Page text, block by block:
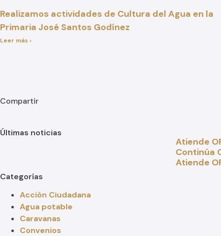
Realizamos actividades de Cultura del Agua en la
Primaria José Santos Godínez
Leer más ›
Compartir
Últimas noticias
Atiende
Continúa
Atiende
Categorías
Acción Ciudadana
Agua potable
Caravanas
Convenios